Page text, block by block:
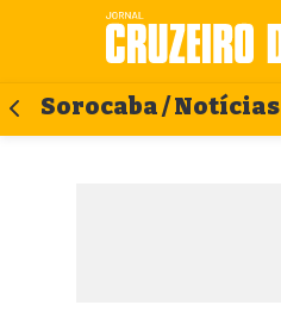
Sorocaba / Notícias